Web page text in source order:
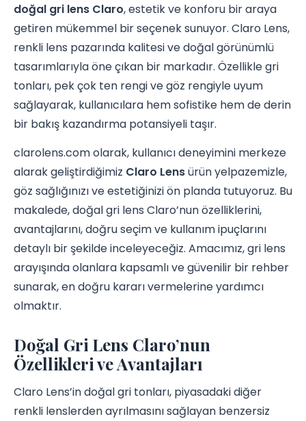
doğal gri lens Claro, estetik ve konforu bir araya
getiren mükemmel bir seçenek sunuyor. Claro Lens,
renkli lens pazarında kalitesi ve doğal görünümlü
tasarımlarıyla öne çıkan bir markadır. Özellikle gri
tonları, pek çok ten rengi ve göz rengiyle uyum
sağlayarak, kullanıcılara hem sofistike hem de derin
bir bakış kazandırma potansiyeli taşır.
clarolens.com olarak, kullanıcı deneyimini merkeze
alarak geliştirdiğimiz Claro Lensürün yelpazemizle,
göz sağlığınızı ve estetiğinizi ön planda tutuyoruz. Bu
makalede, doğal gri lens Claro’nun özelliklerini,
avantajlarını, doğru seçim ve kullanım ipuçlarını
detaylı bir şekilde inceleyeceğiz. Amacımız, gri lens
arayışında olanlara kapsamlı ve güvenilir bir rehber
sunarak, en doğru kararı vermelerine yardımcı
olmaktır.
Doğal Gri Lens Claro’nun
Özellikleri ve Avantajları
Claro Lens’in doğal gri tonları, piyasadaki diğer
renkli lenslerden ayrılmasını sağlayan benzersiz